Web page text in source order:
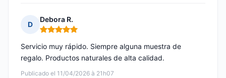
D
Debora R.
Nota: 5 de 5
Publicado el 11/04/2026 à 21h07
Servicio muy rápido. Siempre alguna muestra de
regalo. Productos naturales de alta calidad.